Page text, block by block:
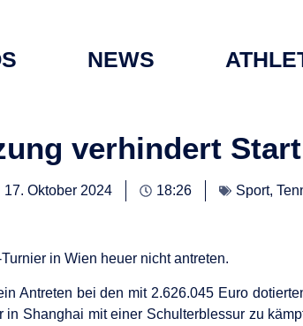
NEWS
verhindert
17. Oktober 2024 18:26 Sport,
in Wien heuer nicht antreten.
Antreten bei den mit 2.626.045 Euro
Shanghai mit einer Schulterblessur zu